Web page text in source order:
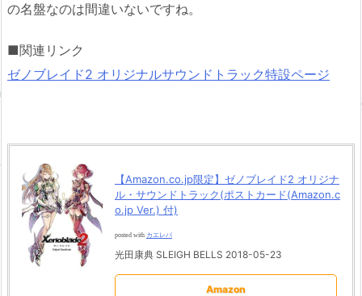
の名盤なのは間違いないですね。
■関連リンク
ゼノブレイド2 オリジナルサウンドトラック特設ページ
【Amazon.co.jp限定】ゼノブレイド2 オリジナ
ル・サウンドトラック(ポストカード(Amazon.c
o.jp Ver.) 付)
posted with カエレバ
光田康典 SLEIGH BELLS 2018-05-23
Amazon